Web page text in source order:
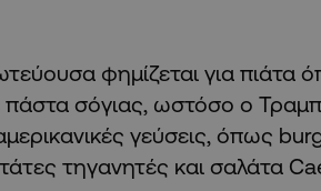
φημίζεται για πιάτα
σόγιας, ωστόσο ο Τραμπ
γεύσεις, όπως
τηγανητές και σαλάτα